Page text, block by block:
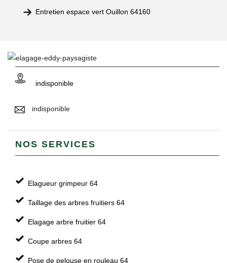
Entretien espace vert Ouillon 64160
indisponible
indisponible
NOS SERVICES
Elagueur grimpeur 64
Taillage des arbres fruitiers 64
Elagage arbre fruitier 64
Coupe arbres 64
Pose de pelouse en rouleau 64